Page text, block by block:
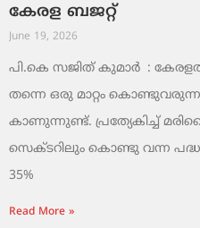
കേരള ബജറ്റ്
June 19, 2026
പി.കെ സജിത് കുമാര്‍ :
തന്നെ ഒരു മാറ്റം
കാണുന്നുണ്ട്. പ്രത്യേകിച്ച്
സെക്ടറിലും കൊണ്ടു വന്ന
35%
Read More »